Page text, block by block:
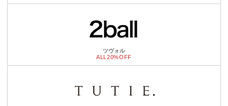
ツヴォル
ALL20%OFF